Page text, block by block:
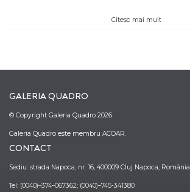
Citesc mai mult
GALERIA QUADRO
© Copyright Galeria Quadro 2026
Galeria Quadro este membru ACOAR.
CONTACT
Sediu: strada Napoca, nr. 16, 400009 Cluj Napoca, România
Tel: (0040)–374–067362; (0040)–745-341380